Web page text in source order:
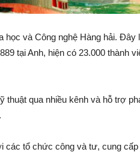
học và Công nghệ Hàng hải.
tại Anh, hiện có 23.000 thành
thuật qua nhiều kênh và hỗ trợ
các tổ chức công và tư, cung